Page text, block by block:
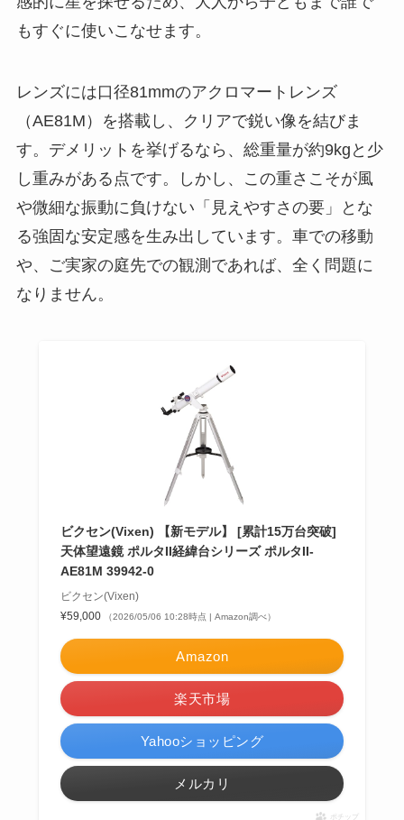
もすぐに使いこなせます。
レンズには口径81mmのアクロマートレンズ
（AE81M）を搭載し、クリアで鋭い像を結びま
す。デメリットを挙げるなら、総重量が約9kgと少
し重みがある点です。しかし、この重さこそが風
や微細な振動に負けない「見えやすさの要」とな
る強固な安定感を生み出しています。車での移動
や、ご実家の庭先での観測であれば、全く問題に
なりません。
ビクセン(Vixen) 【新モデル】 [累計15万台突破]
天体望遠鏡 ポルタII経緯台シリーズ ポルタII-
AE81M 39942-0
ビクセン(Vixen)
¥59,000
（2026/05/06 10:28時点 | Amazon調べ）
Amazon
楽天市場
Yahooショッピング
メルカリ
ポチップ